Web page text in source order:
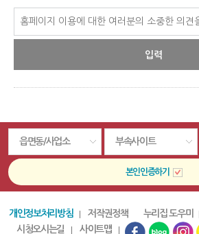
족
가
입
력
읍면동/사업소 부속사이트
본인인증하기
개인정보처리방침 저작권정책 누리집 도우미
시청오시는길
사이트맵